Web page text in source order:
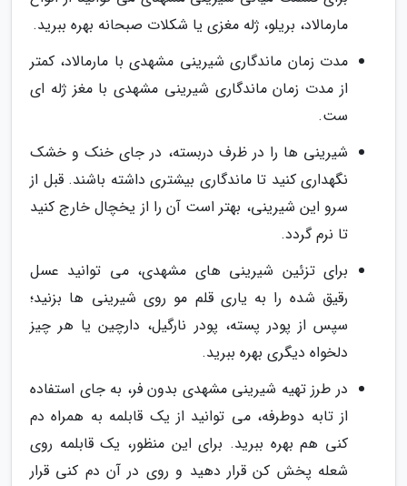
مارمالاد، بریلو، ژله مغزی یا شکلات صبحانه بهره ببرید.
مدت زمان ماندگاری شیرینی مشهدی با مارمالاد، کمتر
از مدت زمان ماندگاری شیرینی مشهدی با مغز ژله ای
ست.
شیرینی ها را در ظرف دربسته، در جای خنک و خشک
نگهداری کنید تا ماندگاری بیشتری داشته باشند. قبل از
سرو این شیرینی، بهتر است آن را از یخچال خارج کنید
تا نرم گردد.
برای تزئین شیرینی های مشهدی، می توانید عسل
رقیق شده را به یاری قلم مو روی شیرینی ها بزنید؛
سپس از پودر پسته، پودر نارگیل، دارچین یا هر چیز
دلخواه دیگری بهره ببرید.
در طرز تهیه شیرینی مشهدی بدون فر، به جای استفاده
از تابه دوطرفه، می توانید از یک قابلمه به همراه دم
کنی هم بهره ببرید. برای این منظور، یک قابلمه روی
شعله پخش کن قرار دهید و روی در آن دم کنی قرار